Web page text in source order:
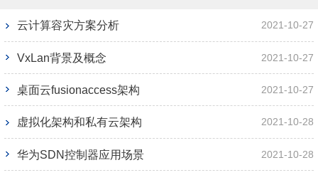
云计算容灾方案分析 2021-10-27
VxLan背景及概念 2021-10-27
桌面云fusionaccess架构 2021-10-27
虚拟化架构和私有云架构 2021-10-28
华为SDN控制器应用场景 2021-10-28